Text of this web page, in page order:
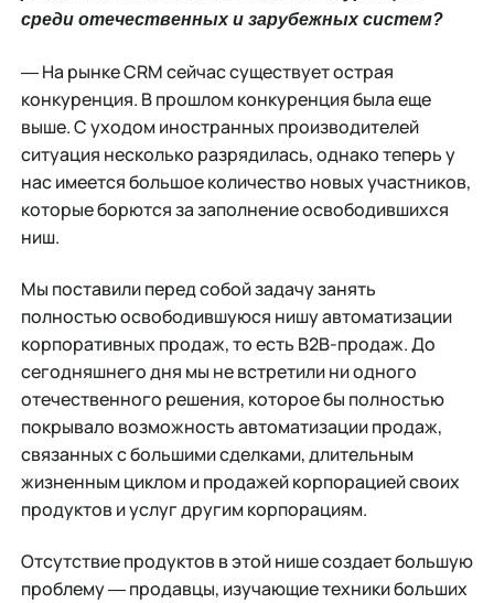
среди отечественных и зарубежных систем?
― На рынке CRM сейчас существует острая
конкуренция. В прошлом конкуренция была еще
выше. С уходом иностранных производителей
ситуация несколько разрядилась, однако теперь у
нас имеется большое количество новых участников,
которые борются за заполнение освободившихся
ниш.
Мы поставили перед собой задачу занять
полностью освободившуюся нишу автоматизации
корпоративных продаж, то есть B2B-продаж. До
сегодняшнего дня мы не встретили ни одного
отечественного решения, которое бы полностью
покрывало возможность автоматизации продаж,
связанных с большими сделками, длительным
жизненным циклом и продажей корпорацией своих
продуктов и услуг другим корпорациям.
Отсутствие продуктов в этой нише создает большую
проблему ― продавцы, изучающие техники больших